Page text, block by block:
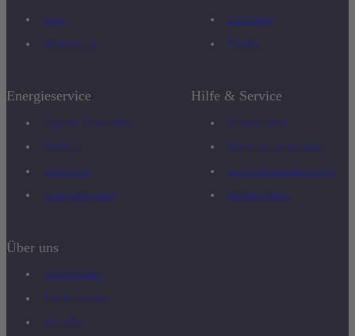
Solar
Mieterstrom
Hallenbad
Freibad
Energieservice
Digitale Stromzähler
Wallbox
Autostrom
Energieberatung
Hilfe & Service
Kundenportal
Marktkommunikation
24h Lieferantenwechsel
Netzanschluss
Über uns
Unternehmen
Job & Karriere
Aktuelles